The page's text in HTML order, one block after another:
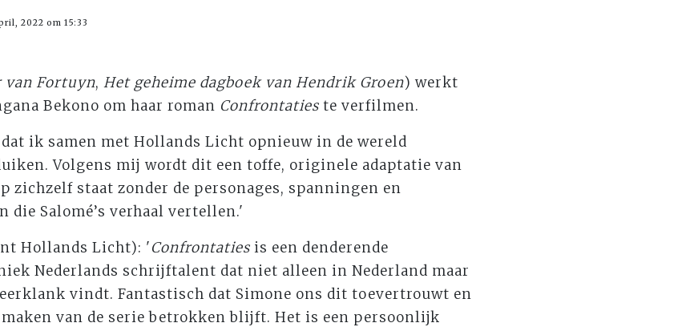
2022 om 15:33
van Fortuyn, Het geheime dagboek van Hendrik Groen) werkt
Bekono om haar roman Confrontatieste verfilmen.
ik samen met Hollands Licht opnieuw in de wereld
Volgens mij wordt dit een toffe, originele adaptatie van
zichzelf staat zonder de personages, spanningen en
die Salomé’s verhaal vertellen.'
Hollands Licht): 'Confrontatiesis een denderende
Nederlands schrijftalent dat niet alleen in Nederland maar
vindt. Fantastisch dat Simone ons dit toevertrouwt en
van de serie betrokken blijft. Het is een persoonlijk